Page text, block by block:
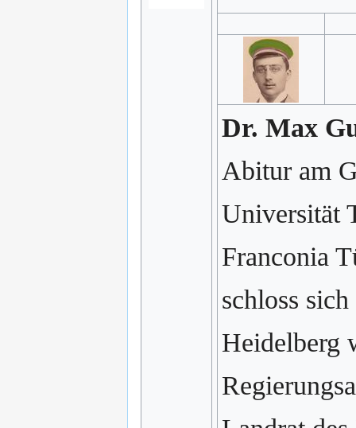
Dr. Max
Abitur am
Universität
Franconia
schloss
Heidelberg